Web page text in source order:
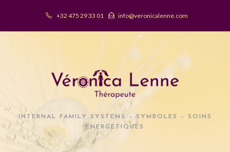
+32 475 29 33 01 info@veronicalenne.com
INTERNAL FAMILY SYSTEMS – SYMBOLES – SOINS
ÉNERGÉTIQUES